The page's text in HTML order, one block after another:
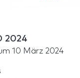
2024
10 März 2024